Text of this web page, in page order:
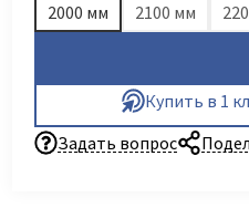
2000 мм
2100 мм
Купить в 1
Задать вопрос